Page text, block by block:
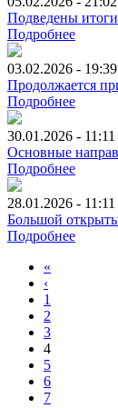
Подведены
Подробнее
03.02.2026 - 19:39
Продолжается
Подробнее
30.01.2026 - 11:11
Основные
Подробнее
28.01.2026 - 11:11
Большой
Подробнее
«
‹
1
2
3
4
5
6
7